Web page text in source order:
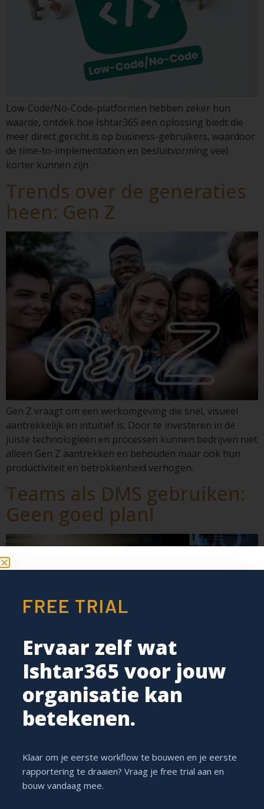
Low-Code/No-Code-platformen hebben zeker hun
waarde, ontdek hoe Ishtar365 een oplossing biedt die
meer direct gericht is op business-gebruikers, waardoor
de time-to-implementation en besluitvorming veel
korter kunnen zijn.
Trends over de generaties
heen: Gen Z
Gen Z vraagt om een werkomgeving die snel, visueel
aantrekkelijk en intuïtief is. Door te investeren in de
juiste technologieën en processen kunnen bedrijven niet
alleen Gen Z aantrekken en behouden maar ook hun
productiviteit en betrokkenheid verhogen.
Teams als DMS gebruiken:
Geen goed plan!
Een Document Management Systeem (DMS) is essentieel
in de digitale wereld. Daarom is het belangrijk dat je een
Microsoft Teams hiervoor te gebruiken.
Het werk van een mystery
FREE TRIAL
Ervaar zelf wat
Ishtar365 voor jouw
organisatie kan
betekenen.
Klaar om je eerste workflow te bouwen en je eerste
rapportering te draaien? Vraag je free trial aan en
bouw vandaag mee.